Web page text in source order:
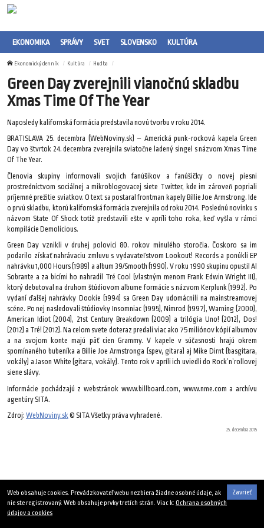
EKONOMIKA SPRÁVY SVET SLOVENSKO KULTÚRA
Ekonomický denník Kultúra Hudba
Green Day zverejnili vianočnú skladbu
Xmas Time Of The Year
Naposledy kalifornská formácia predstavila novú tvorbu v roku 2014.
BRATISLAVA 25. decembra (WebNoviny.sk) – Americká punk-rocková kapela Green
Day vo štvrtok 24. decembra zverejnila sviatočne ladený singel s názvom Xmas Time
Of The Year.
Členovia skupiny informovali svojich fanúšikov a fanúšičky o novej piesni
prostredníctvom sociálnej a mikroblogovacej siete Twitter, kde im zároveň popriali
príjemné prežitie sviatkov. O text sa postaral frontman kapely Billie Joe Armstrong. Ide
o prvú skladbu, ktorú kalifornská formácia zverejnila od roku 2014. Poslednú novinku s
názvom State Of Shock totiž predstavili ešte v apríli toho roka, keď vyšla v rámci
kompilácie Demolicious.
Green Day vznikli v druhej polovici 80. rokov minulého storočia. Čoskoro sa im
podarilo získať nahrávaciu zmluvu s vydavateľstvom Lookout! Records a ponúkli EP
nahrávku 1,000 Hours (1989) a album 39/Smooth (1990). V roku 1990 skupinu opustil Al
Sobrante a za bicími ho nahradil Tré Cool (vlastným menom Frank Edwin Wright III),
ktorý debutoval na druhom štúdiovom albume formácie s názvom Kerplunk (1992). Po
vydaní ďalšej nahrávky Dookie (1994) sa Green Day udomácnili na mainstreamovej
scéne. Po nej nasledovali štúdiovky Insomniac (1995), Nimrod (1997), Warning (2000),
American Idiot (2004), 21st Century Breakdown (2009) a trilógia Uno! (2012), Dos!
(2012) a Tré! (2012). Na celom svete doteraz predali viac ako 75 miliónov kópií albumov
a na svojom konte majú päť cien Grammy. V kapele v súčasnosti hrajú okrem
spomínaného bubeníka a Billie Joe Armstronga (spev, gitara) aj Mike Dirnt (basgitara,
vokály) a Jason White (gitara, vokály). Tento rok v apríli ich uviedli do Rock’n’rollovej
siene slávy.
Informácie pochádzajú z webstránok www.billboard.com, www.nme.com a archívu
agentúry SITA.
Zdroj: WebNoviny.sk© SITA Všetky práva vyhradené.
25. decembra 2015
Zavrieť
Web obsahuje cookies. Prevádzkovateľ webu nezbiera žiadne osobné údaje, ak
nie ste registrovaný. Web obsahuje prvky tretích strán. Viac k: Ochrana osobných
údajov a cookies